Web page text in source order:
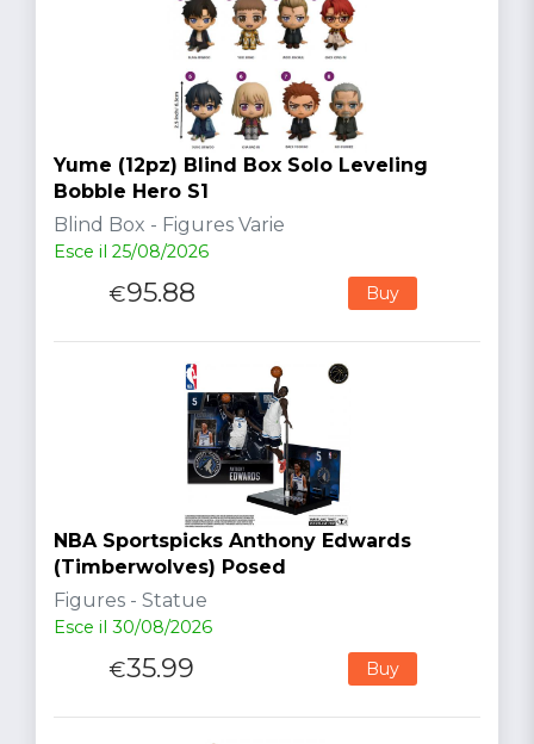
Yume (12pz) Blind Box Solo Leveling
Bobble Hero S1
Blind Box - Figures Varie
Esce il 25/08/2026
€95.88 Buy
NBA Sportspicks Anthony Edwards
(Timberwolves) Posed
Figures - Statue
Esce il 30/08/2026
€35.99 Buy